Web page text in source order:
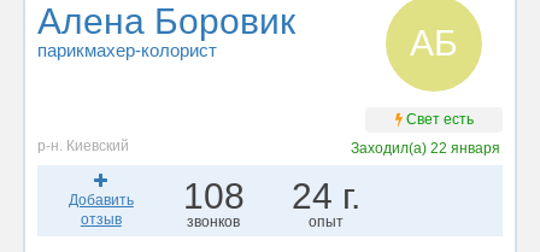
Алена Боровик
парикмахер-колорист АБ
Свет есть
р-н. Киевский
Заходил(а) 22 января
Добавить
отзыв
108
звонков
24 г.
опыт